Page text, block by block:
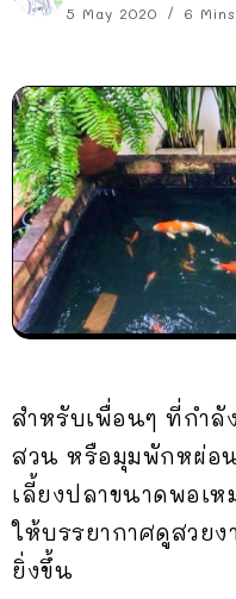
5 May 2020 6
สำหรับเพื่อนๆ ที่กำลั
สวน หรือมุมพักหผ่อ
เลี้ยงปลาขนาดพอเห
ให้บรรยากาศดูสวย
ยิ่งขึ้น